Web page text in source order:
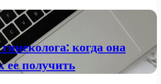
когда она
ее получить